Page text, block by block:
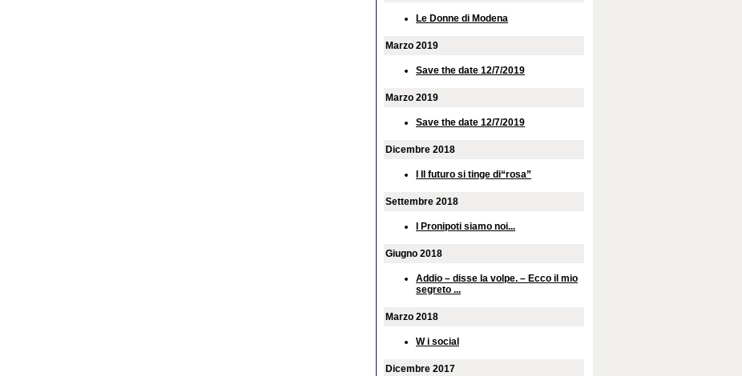
Le Donne di Modena
Marzo 2019
Save the date 12/7/2019
Marzo 2019
Save the date 12/7/2019
Dicembre 2018
I Il futuro si tinge di“rosa”
Settembre 2018
I Pronipoti siamo noi...
Giugno 2018
Addio – disse la volpe. – Ecco il mio
segreto ...
Marzo 2018
W i social
Dicembre 2017